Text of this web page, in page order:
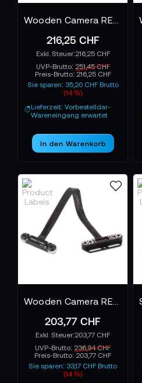
216,25 CHF
216,25 CHF
UVP-Brutto: 251,45 CHF
Preis-Brutto: 216,25 CHF
Sie sparen: 35,20 CHF Brutto
(14 %)
Lieferzeit: Vorbestelldar-
Wareneingang erwartet
In den Warenkorb
203,77 CHF
203,77 CHF
UVP-Brutto: 236,94 CHF
Preis-Brutto: 203,77 CHF
Sie sparen: 33,17 CHF Brutto
(14 %)